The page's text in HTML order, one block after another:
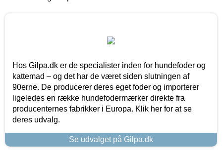
Hos Gilpa.dk er de specialister inden for hundefoder og
kattemad – og det har de været siden slutningen af
90erne. De producerer deres eget foder og importerer
ligeledes en række hundefodermærker direkte fra
producenternes fabrikker i Europa. Klik her for at se
deres udvalg.
Se udvalget på Gilpa.dk